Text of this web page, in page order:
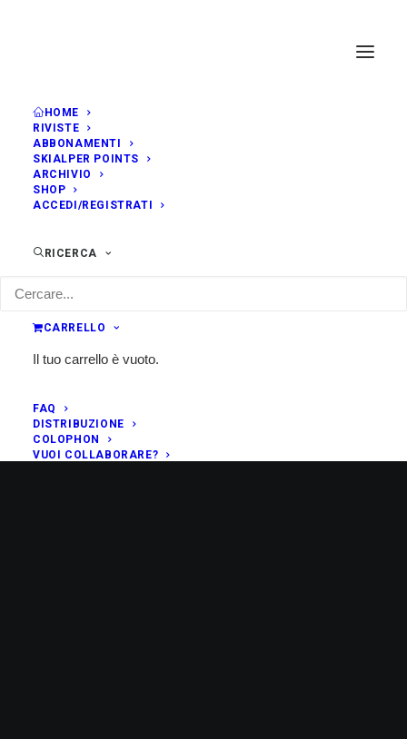
HOME
RIVISTE
ABBONAMENTI
SKIALPER POINTS
ARCHIVIO
SHOP
ACCEDI/REGISTRATI
RICERCA
CARRELLO
Il tuo carrello è vuoto.
FAQ
DISTRIBUZIONE
COLOPHON
VUOI COLLABORARE?